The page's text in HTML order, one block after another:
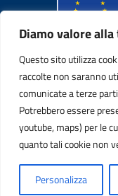
Diamo valore
Questo sito utilizza
raccolte non saranno
comunicate a terze
Potrebbero essere
youtube, maps) per le
quanto tali cookie non
Personalizza